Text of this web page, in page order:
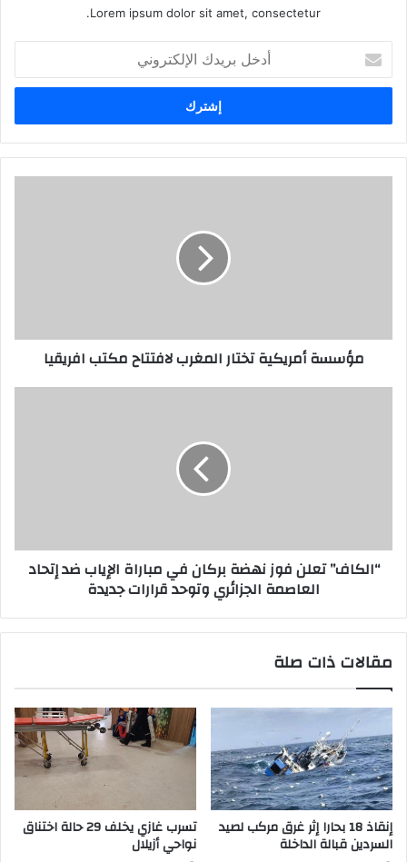
Lorem ipsum dolor sit amet, consectetur.
بريدك
الإلكتروني
مؤسسة أمريكية تختار المغرب لافتتاح مكتب افريقيا
“الكاف” تعلن فوز نهضة بركان في مباراة الإياب ضد إتحاد
العاصمة الجزائري وتوحد قرارات جديدة
مقالات ذات صلة
إنقاذ 18 بحارا إثر غرق مركب لصيد
السردين قبالة الداخلة
تسرب غازي يخلف 29 حالة اختناق
نواحي أزيلال